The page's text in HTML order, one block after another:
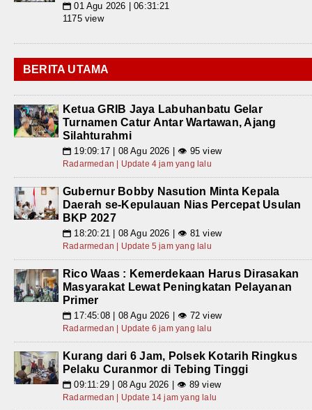
📅 01 Agu 2026 | 06:31:21
1175 view
BERITA UTAMA
Ketua GRIB Jaya Labuhanbatu Gelar
Turnamen Catur Antar Wartawan, Ajang
Silahturahmi
📅 19:09:17 | 08 Agu 2026 | 👁 95 view
Radarmedan | Update 4 jam yang lalu
Gubernur Bobby Nasution Minta Kepala
Daerah se-Kepulauan Nias Percepat Usulan
BKP 2027
📅 18:20:21 | 08 Agu 2026 | 👁 81 view
Radarmedan | Update 5 jam yang lalu
Rico Waas : Kemerdekaan Harus Dirasakan
Masyarakat Lewat Peningkatan Pelayanan
Primer
📅 17:45:08 | 08 Agu 2026 | 👁 72 view
Radarmedan | Update 6 jam yang lalu
Kurang dari 6 Jam, Polsek Kotarih Ringkus
Pelaku Curanmor di Tebing Tinggi
📅 09:11:29 | 08 Agu 2026 | 👁 89 view
Radarmedan | Update 14 jam yang lalu